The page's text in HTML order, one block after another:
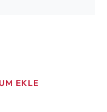
EKLE